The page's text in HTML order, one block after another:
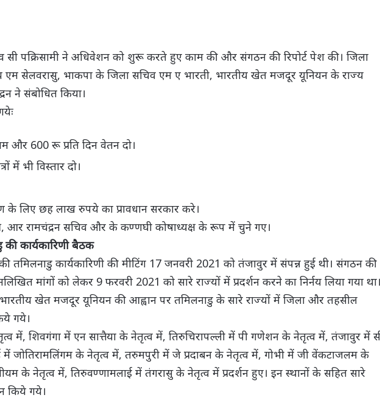
पक्रिसामी ने अधिवेशन को शुरू करते हुए काम की और संगठन की रिपोर्ट पेश की। जिला
एम सेलवरासु, भाकपा के जिला सचिव एम ए भारती, भारतीय खेत मजदूर यूनियन के राज्य
ने संबोधित किया।
और 600 रू प्रति दिन वेतन दो।
में भी विस्तार दो।
के लिए छह लाख रुपये का प्रावधान सरकार करे।
रामचंद्रन सचिव और के कण्णघी कोषाध्यक्ष के रूप में चुने गए।
कार्यकारिणी बैठक
तमिलनाडु कार्यकारिणी की मीटिंग 17 जनवरी 2021 को तंजावुर में संपन्न हुई थी। संगठन की
मांगों को लेकर 9 फरवरी 2021 को सारे राज्यों में प्रदर्शन करने का निर्नय लिया गया
खेत मजदूर यूनियन की आह्वान पर तमिलनाडु के सारे राज्यों में जिला और तहसील
गये।
में, शिवगंगा में एन सात्तैया के नेतृत्व में, तिरुचिरापल्ली में पी गणेशन के नेतृत्व में, तंजावुर में
में जोतिरामलिंगम के नेतृत्व में, तरुमपुरी में जे प्रदाबन के नेतृत्व में, गोभी में जी वेंकटाजलम के
के नेतृत्व में, तिरुवण्णामलाई में तंगरासु के नेतृत्व में प्रदर्शन हुए। इन स्थानों के सहित सारे
किये गये।